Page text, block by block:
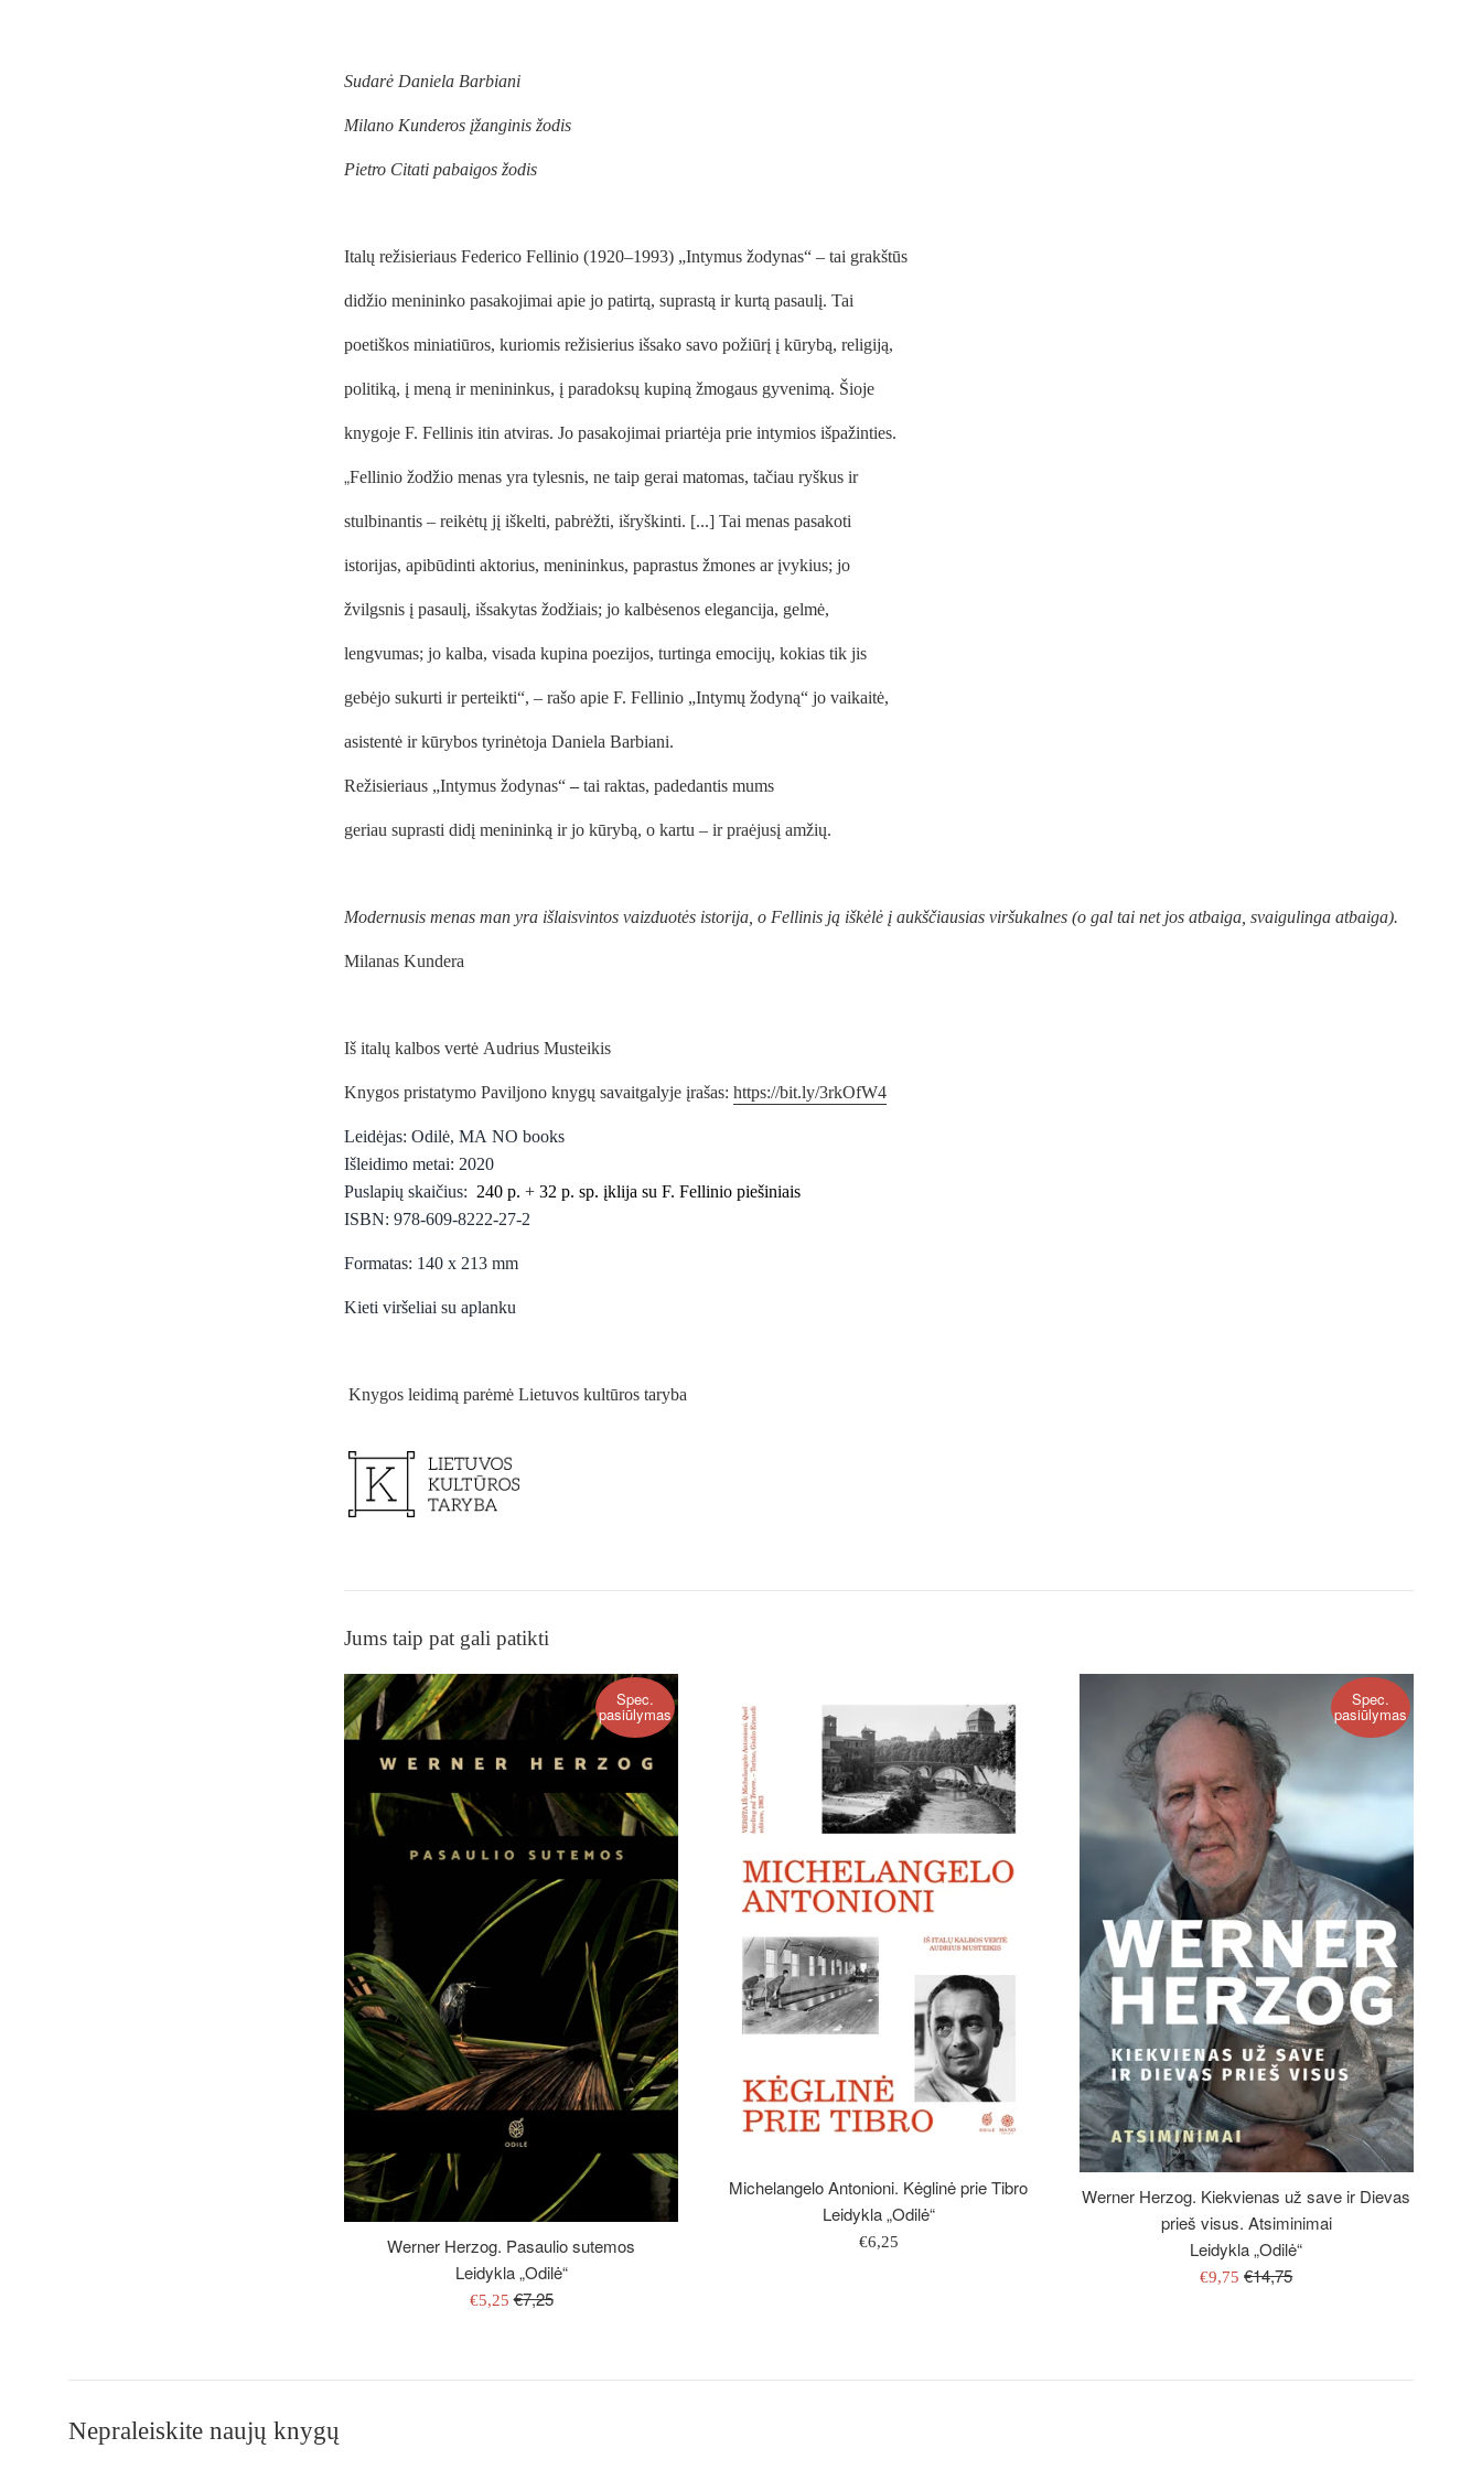
Sudarė Daniela Barbiani
Milano Kunderos įžanginis žodis
Pietro Citati pabaigos žodis
Italų režisieriaus Federico Fellinio (1920–1993) „Intymus žodynas“ – tai grakštūs
didžio menininko pasakojimai apie jo patirtą, suprastą ir kurtą pasaulį. Tai
poetiškos miniatiūros, kuriomis režisierius išsako savo požiūrį į kūrybą, religiją,
politiką, į meną ir menininkus, į paradoksų kupiną žmogaus gyvenimą. Šioje
knygoje F. Fellinis itin atviras. Jo pasakojimai priartėja prie intymios išpažinties.
„Fellinio žodžio menas yra tylesnis, ne taip gerai matomas, tačiau ryškus ir
stulbinantis – reikėtų jį iškelti, pabrėžti, išryškinti. [...] Tai menas pasakoti
istorijas, apibūdinti aktorius, menininkus, paprastus žmones ar įvykius; jo
žvilgsnis į pasaulį, išsakytas žodžiais; jo kalbėsenos elegancija, gelmė,
lengvumas; jo kalba, visada kupina poezijos, turtinga emocijų, kokias tik jis
gebėjo sukurti ir perteikti“, – rašo apie F. Fellinio „Intymų žodyną“ jo vaikaitė,
asistentė ir kūrybos tyrinėtoja Daniela Barbiani.
Režisieriaus „Intymus žodynas“ – tai raktas, padedantis mums
geriau suprasti didį menininką ir jo kūrybą, o kartu – ir praėjusį amžių.
Modernusis menas man yra išlaisvintos vaizduotės istorija, o Fellinis ją iškėlė į aukščiausias viršukalnes (o gal tai net jos atbaiga, svaigulinga atbaiga).
Milanas Kundera
Iš italų kalbos vertė Audrius Musteikis
Knygos pristatymo Paviljono knygų savaitgalyje įrašas: https://bit.ly/3rkOfW4
Leidėjas: Odilė, MA NO books
Išleidimo metai: 2020
Puslapių skaičius: 240 p. + 32 p. sp. įklija su F. Fellinio piešiniais
ISBN: 978-609-8222-27-2
Formatas: 140 x 213 mm
Kieti viršeliai su aplanku
Knygos leidimą parėmė Lietuvos kultūros taryba
Jums taip pat gali patikti
Werner Herzog. Pasaulio sutemos
Leidykla „Odilė“
Išpardavimo
€5,25Įprasta
€7,25
Spec.
pasiūlymas
Michelangelo Antonioni. Kėglinė prie Tibro
Leidykla „Odilė“
Įprasta
€6,25
Werner Herzog. Kiekvienas už save ir Dievas
prieš visus. Atsiminimai
Leidykla „Odilė“
Išpardavimo
€9,75Įprasta
€14,75
Spec.
pasiūlymas
Nepraleiskite naujų knygų